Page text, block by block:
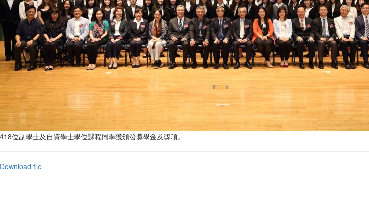
418位副學士及自資學士學位課程同學獲頒發獎學金及獎項。
Download file